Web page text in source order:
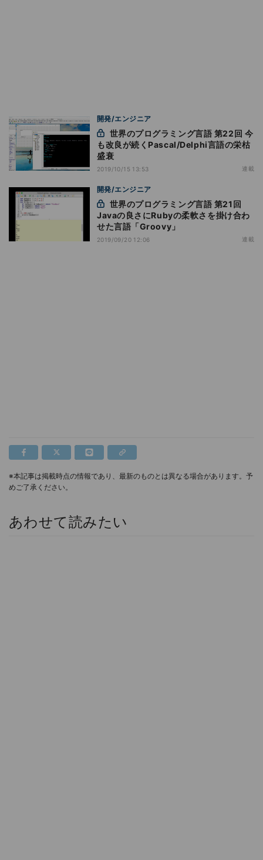
開発/エンジニア
も改良が続くPascal/Delphi言語の栄枯
盛衰
2019/10/15 13:53 連載
開発/エンジニア
Javaの良さにRubyの柔軟さを掛け合わ
せた言語「Groovy」
2019/09/20 12:06 連載
※本記事は掲載時点の情報であり、最新のものとは異なる場合があります。予
めご了承ください。
あわせて読みたい